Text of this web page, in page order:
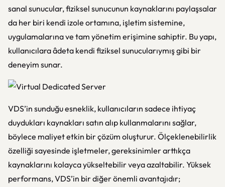
sanal sunucular, fiziksel sunucunun kaynaklarını paylaşsalar
da her biri kendi izole ortamına, işletim sistemine,
uygulamalarına ve tam yönetim erişimine sahiptir. Bu yapı,
kullanıcılara âdeta kendi fiziksel sunucularıymış gibi bir
deneyim sunar.
VDS’in sunduğu esneklik, kullanıcıların sadece ihtiyaç
duydukları kaynakları satın alıp kullanmalarını sağlar,
böylece maliyet etkin bir çözüm oluşturur. Ölçeklenebilirlik
özelliği sayesinde işletmeler, gereksinimler arttıkça
kaynaklarını kolayca yükseltebilir veya azaltabilir. Yüksek
performans, VDS’in bir diğer önemli avantajıdır;